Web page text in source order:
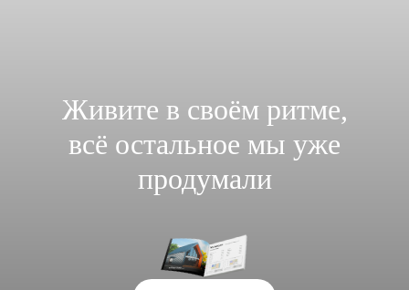
Живите в своём ритме,
всё остальное мы уже
продумали